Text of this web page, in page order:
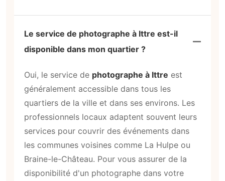
Le service de photographe à Ittre est-il
disponible dans mon quartier ?
Oui, le service de photographe à Ittre est
généralement accessible dans tous les
quartiers de la ville et dans ses environs. Les
professionnels locaux adaptent souvent leurs
services pour couvrir des événements dans
les communes voisines comme La Hulpe ou
Braine-le-Château. Pour vous assurer de la
disponibilité d'un photographe dans votre